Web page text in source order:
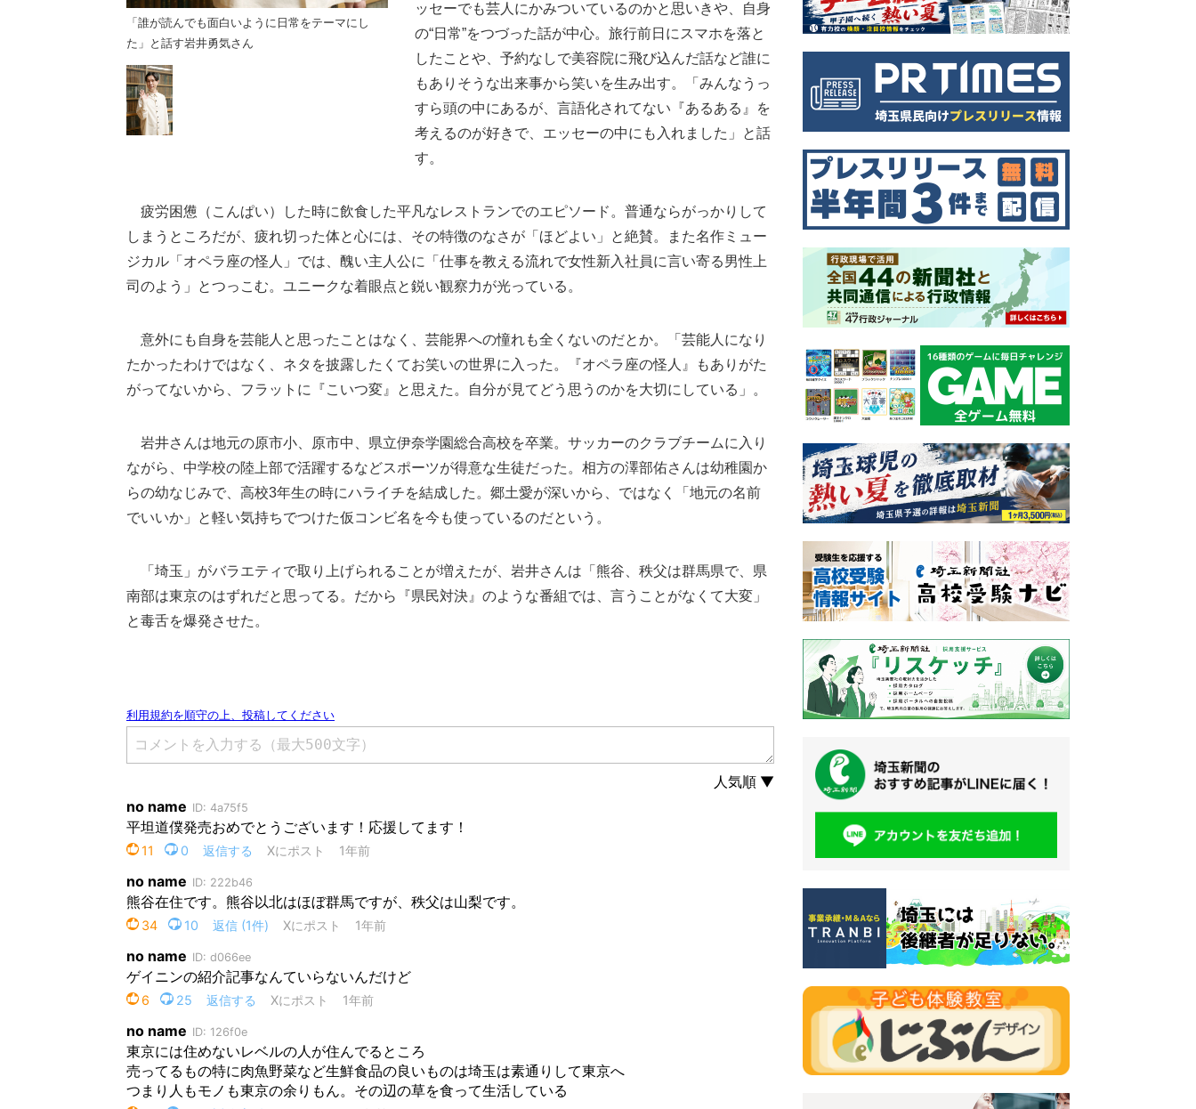
「誰が読んでも面白いように日常をテーマにし
た」と話す岩井勇気さん
「誰が読んでも面白いように日常をテーマにし
た」と話す岩井勇気さん
ッセーでも芸人にかみついているのかと思いきや、自身
の“日常”をつづった話が中心。旅行前日にスマホを落と
したことや、予約なしで美容院に飛び込んだ話など誰に
もありそうな出来事から笑いを生み出す。「みんなうっ
すら頭の中にあるが、言語化されてない『あるある』を
考えるのが好きで、エッセーの中にも入れました」と話
す。
疲労困憊（こんぱい）した時に飲食した平凡なレストランでのエピソード。普通ならがっかりして
しまうところだが、疲れ切った体と心には、その特徴のなさが「ほどよい」と絶賛。また名作ミュー
ジカル「オペラ座の怪人」では、醜い主人公に「仕事を教える流れで女性新入社員に言い寄る男性上
司のよう」とつっこむ。ユニークな着眼点と鋭い観察力が光っている。
意外にも自身を芸能人と思ったことはなく、芸能界への憧れも全くないのだとか。「芸能人になり
たかったわけではなく、ネタを披露したくてお笑いの世界に入った。『オペラ座の怪人』もありがた
がってないから、フラットに『こいつ変』と思えた。自分が見てどう思うのかを大切にしている」。
岩井さんは地元の原市小、原市中、県立伊奈学園総合高校を卒業。サッカーのクラブチームに入り
ながら、中学校の陸上部で活躍するなどスポーツが得意な生徒だった。相方の澤部佑さんは幼稚園か
らの幼なじみで、高校3年生の時にハライチを結成した。郷土愛が深いから、ではなく「地元の名前
でいいか」と軽い気持ちでつけた仮コンビ名を今も使っているのだという。
「埼玉」がバラエティで取り上げられることが増えたが、岩井さんは「熊谷、秩父は群馬県で、県
南部は東京のはずれだと思ってる。だから『県民対決』のような番組では、言うことがなくて大変」
と毒舌を爆発させた。